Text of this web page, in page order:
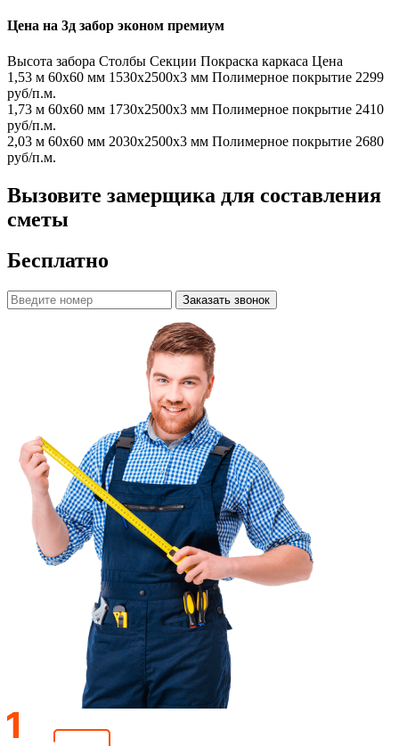
Цена на 3д забор эконом премиум
Высота забора Столбы Секции Покраска каркаса Цена
1,53 м 60х60 мм 1530x2500x3 мм Полимерное покрытие 2299
руб/п.м.
1,73 м 60х60 мм 1730x2500x3 мм Полимерное покрытие 2410
руб/п.м.
2,03 м 60х60 мм 2030x2500x3 мм Полимерное покрытие 2680
руб/п.м.
Вызовите замерщика для составления
сметы
Бесплатно
Заказать звонок